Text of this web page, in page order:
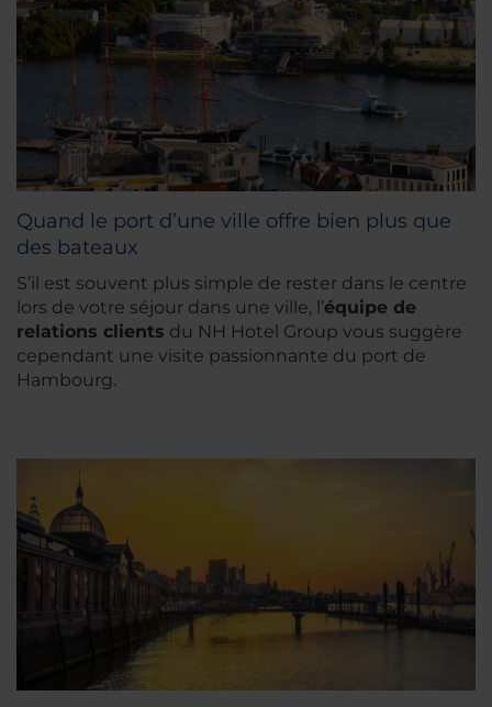
Quand le port d’une ville offre bien plus que
des bateaux
S’il est souvent plus simple de rester dans le centre
lors de votre séjour dans une ville, l’équipe de
relations clients du NH Hotel Group vous suggère
cependant une visite passionnante du port de
Hambourg.